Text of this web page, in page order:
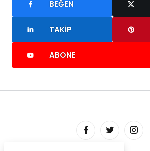
BEĞEN
TAKIP
ABONE